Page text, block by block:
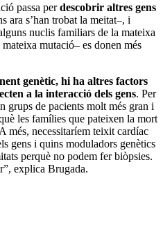
passa perdescobrir altres gens
ara s’han trobat la meitat–, i
nuclis familiars de la mateixa
mutació– es donen més
genètic, hi ha altres factors
a la interacció dels gens. Per
grups de pacients molt més gran i
les famílies que pateixen la mort
més, necessitaríem teixit cardíac
gens i quins moduladors genètics
perquè no podem fer biòpsies.
explica Brugada.